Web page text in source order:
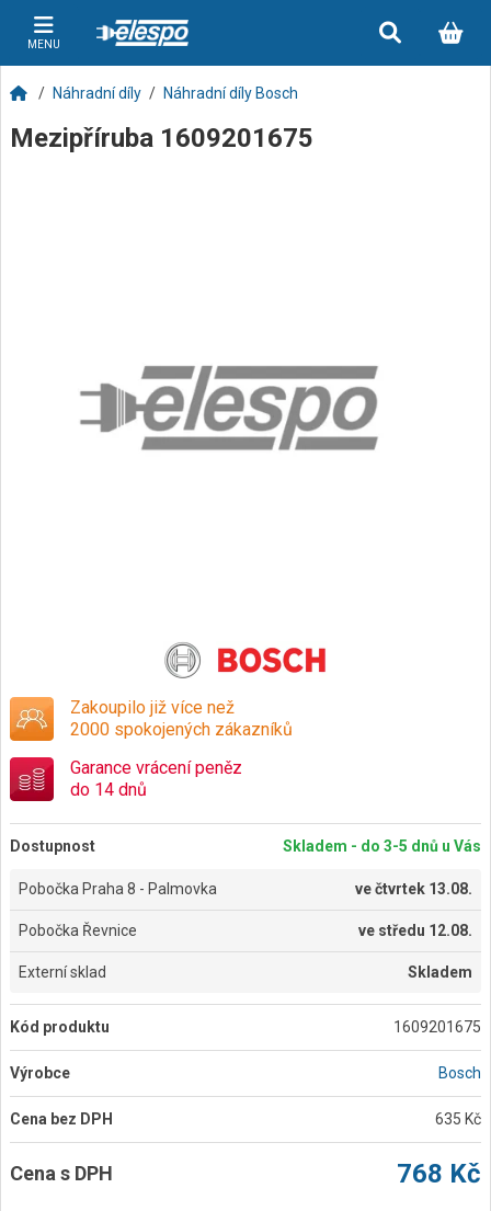
MENU
Náhradní díly Náhradní díly Bosch
Mezipříruba 1609201675
Zakoupilo již více než
2000 spokojených zákazníků
Garance vrácení peněz
do 14 dnů
Dostupnost Skladem - do 3-5 dnů u Vás
Pobočka Praha 8 - Palmovka večtvrtek 13.08.
Pobočka Řevnice ve středu 12.08.
Externí sklad Skladem
Kód produktu 1609201675
Výrobce Bosch
Cena bez DPH 635 Kč
Cena s DPH 768 Kč